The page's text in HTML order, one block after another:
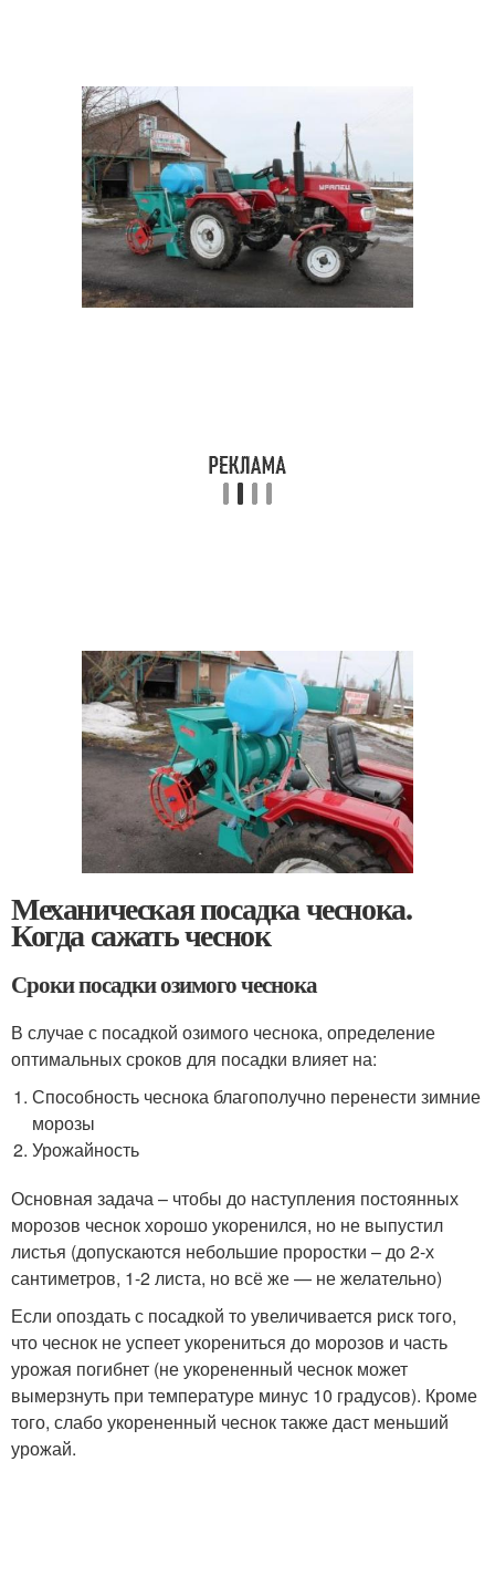
Механическая посадка чеснока.
Когда сажать чеснок
Сроки посадки озимого чеснока
В случае с посадкой озимого чеснока, определение
оптимальных сроков для посадки влияет на:
Способность чеснока благополучно перенести зимние
морозы
Урожайность
Основная задача – чтобы до наступления постоянных
морозов чеснок хорошо укоренился, но не выпустил
листья (допускаются небольшие проростки – до 2-х
сантиметров, 1-2 листа, но всё же — не желательно)
Если опоздать с посадкой то увеличивается риск того,
что чеснок не успеет укорениться до морозов и часть
урожая погибнет (не укорененный чеснок может
вымерзнуть при температуре минус 10 градусов). Кроме
того, слабо укорененный чеснок также даст меньший
урожай.